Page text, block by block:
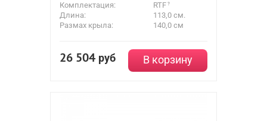
Комплектация:
RTF
Длина:
113,0 см.
Размах крыла:
140,0 см
26 504 руб В корзину